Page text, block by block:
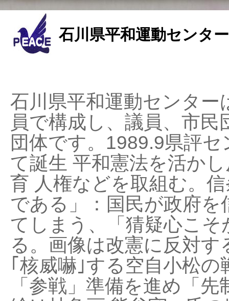
石川県平和運動センタ
石川県平和運動センタ
員で構成し、議員、市
団体です。1989.9県評
て誕生 平和憲法を活か
育 人権などを取組む。
である」：国民が政府
てしまう、「猜疑心こ
る。画像は改憲に反対
｢核威嚇｣する空自小松
「参戦」準備を進め「